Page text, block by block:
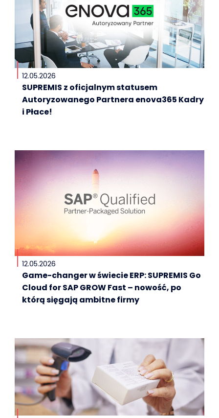
12.05.2026
SUPREMIS z oficjalnym statusem
Autoryzowanego Partnera enova365 Kadry
i Płace!
12.05.2026
Game-changer w świecie ERP: SUPREMIS Go
Cloud for SAP GROW Fast – nowość, po
którą sięgają ambitne firmy